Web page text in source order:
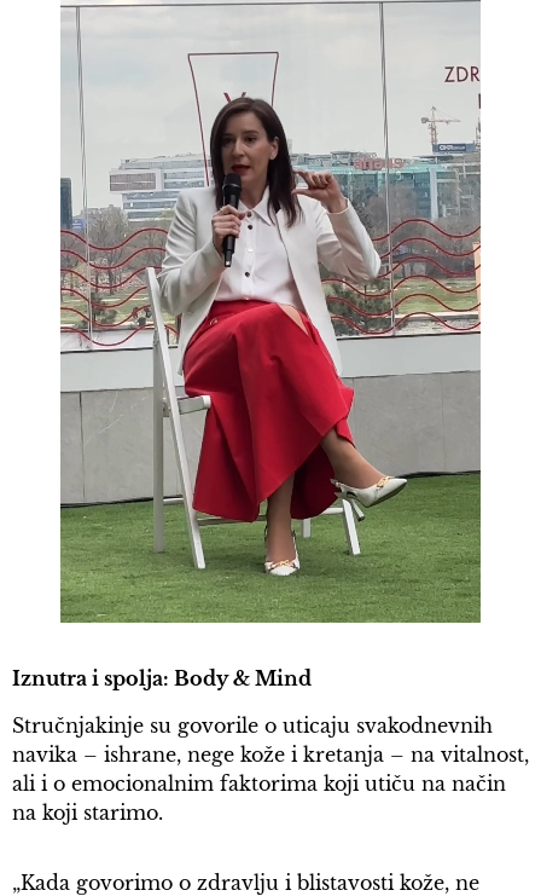
Iznutra i spolja: Body & Mind
Stručnjakinje su govorile o uticaju svakodnevnih
navika – ishrane, nege kože i kretanja – na vitalnost,
ali i o emocionalnim faktorima koji utiču na način
na koji starimo.
„Kada govorimo o zdravlju i blistavosti kože, ne